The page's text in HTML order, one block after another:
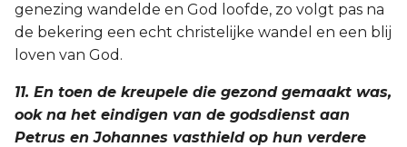
genezing wandelde en God loofde, zo volgt pas na
de bekering een echt christelijke wandel en een blij
loven van God.
11. En toen de kreupele die gezond gemaakt was,
ook na het eindigen van de godsdienst aan
Petrus en Johannes vasthield op hun verdere